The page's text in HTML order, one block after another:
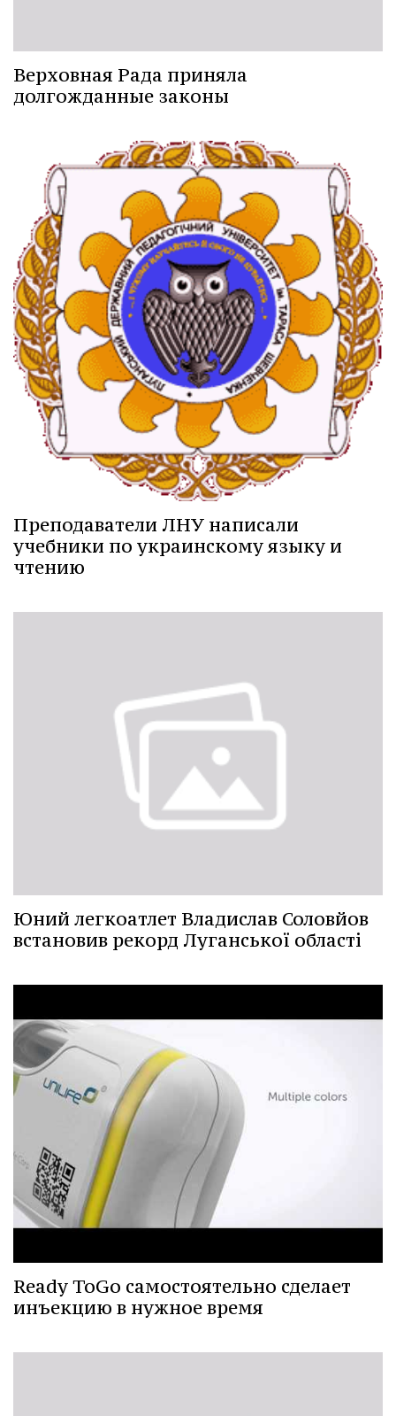
Верховная Рада приняла
долгожданные законы
Преподаватели ЛНУ написали
учебники по украинскому языку и
чтению
Юний легкоатлет Владислав Соловйов
встановив рекорд Луганської області
Ready ToGo самостоятельно сделает
инъекцию в нужное время